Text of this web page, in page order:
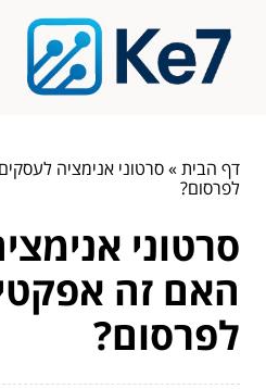
דף הבית»סרטוני אנימציה
לפרסום?
סרטוני
האם זה
לפרסום?